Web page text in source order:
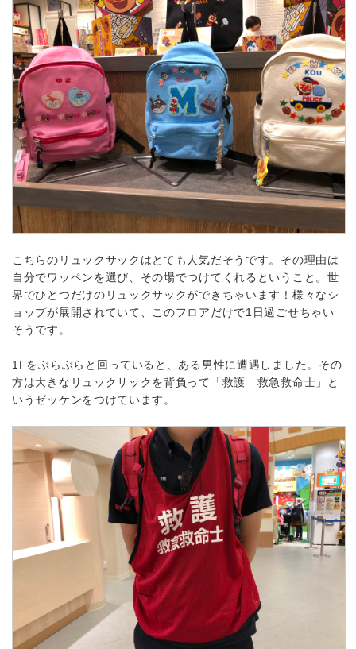
こちらのリュックサックはとても人気だそうです。その理由は
自分でワッペンを選び、その場でつけてくれるということ。世
界でひとつだけのリュックサックができちゃいます！様々なシ
ョップが展開されていて、このフロアだけで1日過ごせちゃい
そうです。
1Fをぶらぶらと回っていると、ある男性に遭遇しました。その
方は大きなリュックサックを背負って「救護 救急救命士」と
いうゼッケンをつけています。